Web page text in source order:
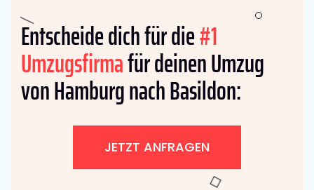
Entscheide dich für die#1
Umzugsfirmafür deinen Umzug
von Hamburg nach Basildon:
JETZT ANFRAGEN